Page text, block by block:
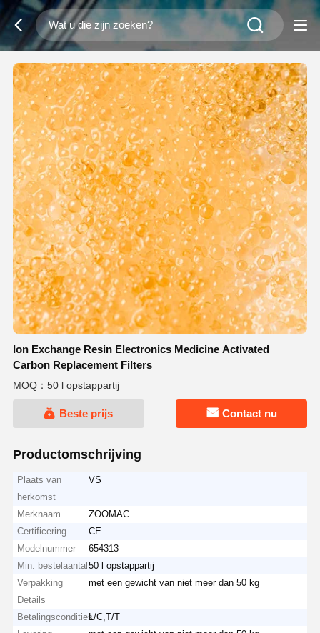
Ion Exchange Resin Electronics Medicine Activated
Carbon Replacement Filters
MOQ：50 l opstappartij
Beste prijs Contact nu
Productomschrijving
Plaats van
herkomst
VS
Merknaam
ZOOMAC
Certificering
CE
Modelnummer
654313
Min. bestelaantal 50 l opstappartij
Verpakking
Details
met een gewicht van niet meer dan 50 kg
BetalingsconditiesL/C,T/T